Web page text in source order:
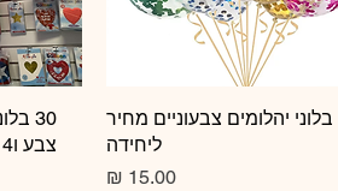
תצוגה מהירה
בלוני יהלומים צבעוניים מחיר
ליחידה
מחיר‏15.00 ‏₪